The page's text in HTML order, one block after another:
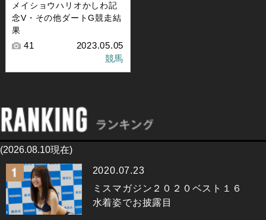
メイショウハリオかしわ記
念V・その他ダートG競走結
果
41
2023.05.05
競馬
(2026.08.10現在)
2020.07.23
ミスマガジン２０２０ベスト１６
水着姿でお披露目